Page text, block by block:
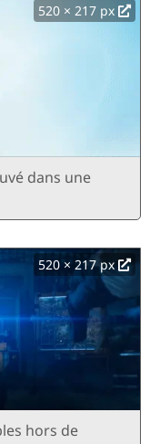
520 × 217 px
dans une
520 × 217 px
hors de